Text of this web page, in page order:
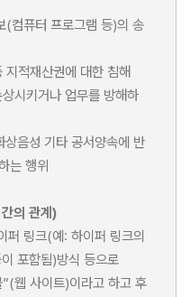
(컴퓨터 프로그램 등)의 송
적재산권에 대한 침해
시키거나 업무를 방해하
음성 기타 공서양속에 반
는 행위
의 관계)
링크(예: 하이퍼 링크의
포함됨)방식 등으로
웹 사이트)이라고 하고 후